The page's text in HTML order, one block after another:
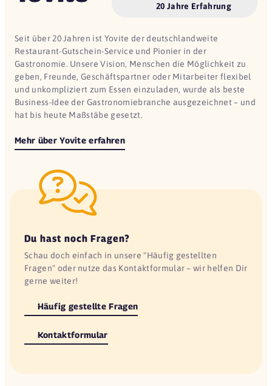
20 Jahre Erfahrung
Seit über 20 Jahren ist Yovite der deutschlandweite
Restaurant-Gutschein-Service und Pionier in der
Gastronomie. Unsere Vision, Menschen die Möglichkeit zu
geben, Freunde, Geschäftspartner oder Mitarbeiter flexibel
und unkompliziert zum Essen einzuladen, wurde als beste
Business-Idee der Gastronomiebranche ausgezeichnet – und
hat bis heute Maßstäbe gesetzt.
Mehr über Yovite erfahren
Du hast noch Fragen?
Schau doch einfach in unsere "Häufig gestellten
Fragen" oder nutze das Kontaktformular – wir helfen Dir
gerne weiter!
Häufig gestellte Fragen
Kontaktformular